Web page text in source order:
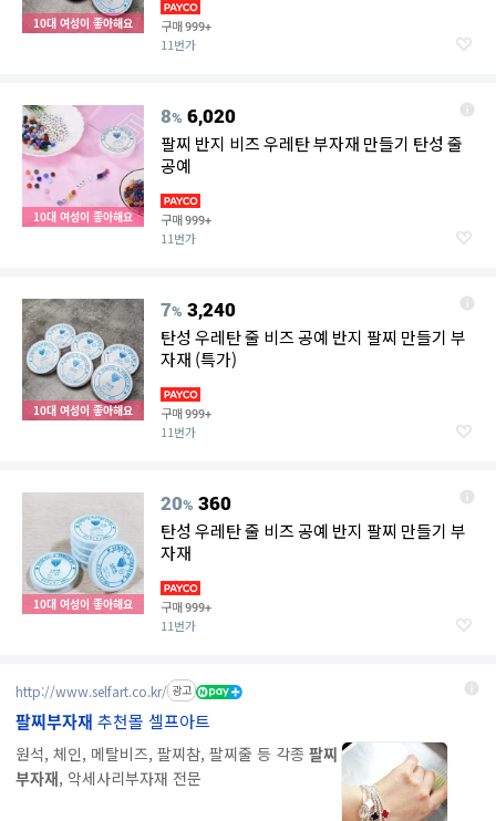
10대 여성이 좋아해요 구매999+
11번가
10대 여성이 좋아해요
8% 6,020
팔찌 반지 비즈 우레탄 부자재 만들기 탄성 줄
공예
구매999+
11번가
10대 여성이 좋아해요
7% 3,240
탄성 우레탄 줄 비즈 공예 반지 팔찌 만들기 부
자재 (특가)
구매999+
11번가
10대 여성이 좋아해요
20% 360
탄성 우레탄 줄 비즈 공예 반지 팔찌 만들기 부
자재
구매999+
11번가
http://www.selfart.co.kr/ 광고
팔찌부자재 추천몰 셀프아트
원석, 체인, 메탈비즈, 팔찌참, 팔찌줄 등 각종 팔찌
부자재, 악세사리부자재 전문